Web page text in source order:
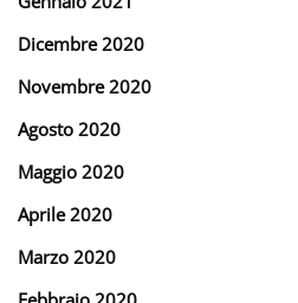
Dicembre 2020
Novembre 2020
Agosto 2020
Maggio 2020
Aprile 2020
Marzo 2020